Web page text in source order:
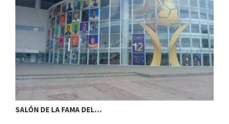
SALÓN DE LA FAMA DEL…